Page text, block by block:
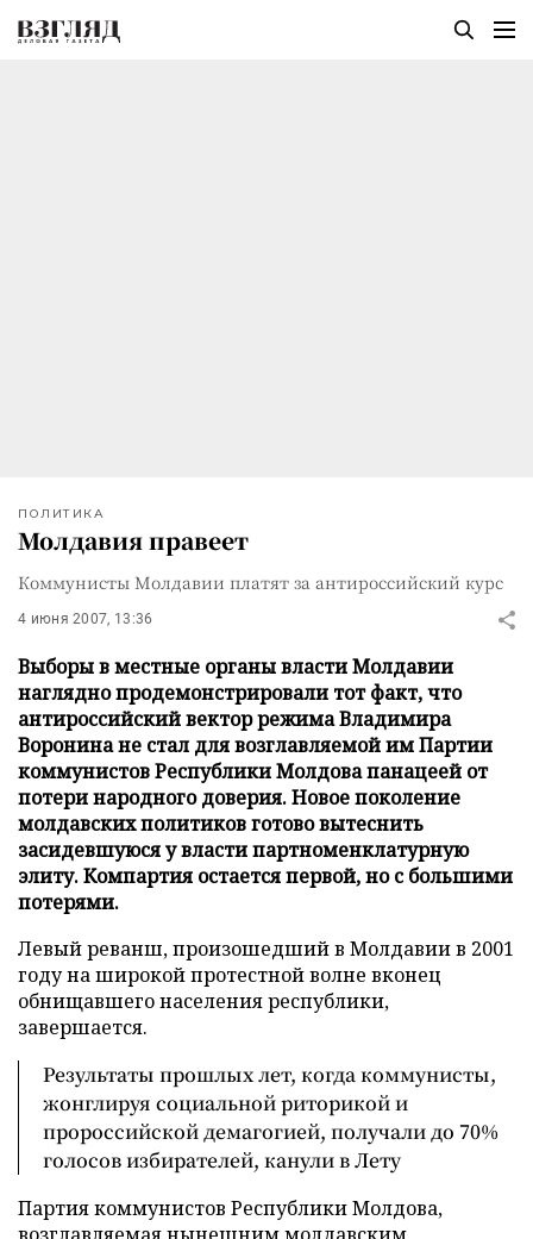
ПОЛИТИКА
Молдавия правеет
Коммунисты Молдавии платят за антироссийский курс
4 июня 2007, 13:36
Выборы в местные органы власти Молдавии
наглядно продемонстрировали тот факт, что
антироссийский вектор режима Владимира
Воронина не стал для возглавляемой им Партии
коммунистов Республики Молдова панацеей от
потери народного доверия. Новое поколение
молдавских политиков готово вытеснить
засидевшуюся у власти партноменклатурную
элиту. Компартия остается первой, но с большими
потерями.
Левый реванш, произошедший в Молдавии в 2001
году на широкой протестной волне вконец
обнищавшего населения республики,
завершается.
Результаты прошлых лет, когда коммунисты,
жонглируя социальной риторикой и
пророссийской демагогией, получали до 70%
голосов избирателей, канули в Лету
Партия коммунистов Республики Молдова,